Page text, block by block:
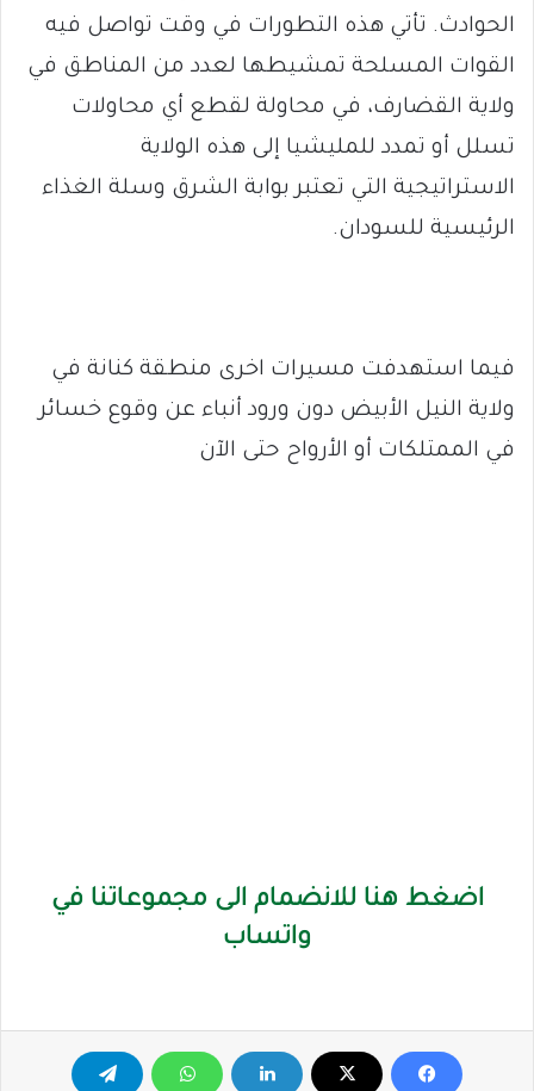
الحوادث. تأتي هذه التطورات في وقت تواصل فيه
القوات المسلحة تمشيطها لعدد من المناطق في
ولاية القضارف، في محاولة لقطع أي محاولات
تسلل أو تمدد للمليشيا إلى هذه الولاية
الاستراتيجية التي تعتبر بوابة الشرق وسلة الغذاء
الرئيسية للسودان.
فيما استهدفت مسيرات اخرى منطقة كنانة في
ولاية النيل الأبيض دون ورود أنباء عن وقوع خسائر
في الممتلكات أو الأرواح حتى الآن
اضغط هنا للانضمام الى مجموعاتنا في
واتساب